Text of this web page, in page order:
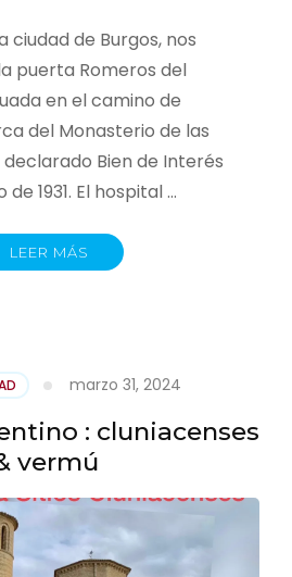
ciudad de Burgos, nos
puerta Romeros del
en el camino de
del Monasterio de las
declarado Bien de Interés
1931. El hospital …
LEER MÁS
marzo 31, 2024
: cluniacenses
vermú